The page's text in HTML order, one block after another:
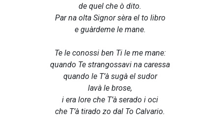
de quel che ò dito.
Par na olta Signor sèra el to libro
e guàrdeme le mane.
Te le conossi ben Ti le me mane:
quando Te strangossavi na caressa
quando le T’à sugà el sudor
lavà le brose,
i era lore che T’à serado i oci
che T’à tirado zo dal To Calvario.